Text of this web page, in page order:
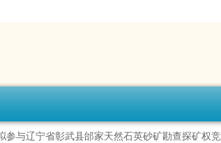
参与辽宁省彰武县邰家天然石英砂矿勘查探矿权